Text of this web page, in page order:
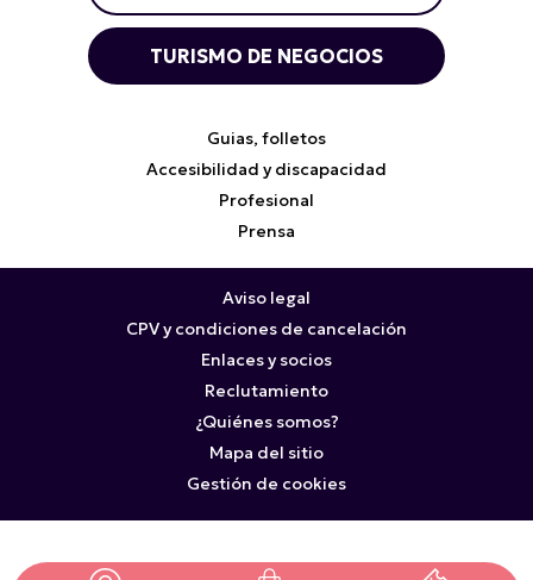
TURISMO DE NEGOCIOS
Guias, folletos
Accesibilidad y discapacidad
Profesional
Prensa
Aviso legal
CPV y condiciones de cancelación
Enlaces y socios
Reclutamiento
¿Quiénes somos?
Mapa del sitio
Gestión de cookies